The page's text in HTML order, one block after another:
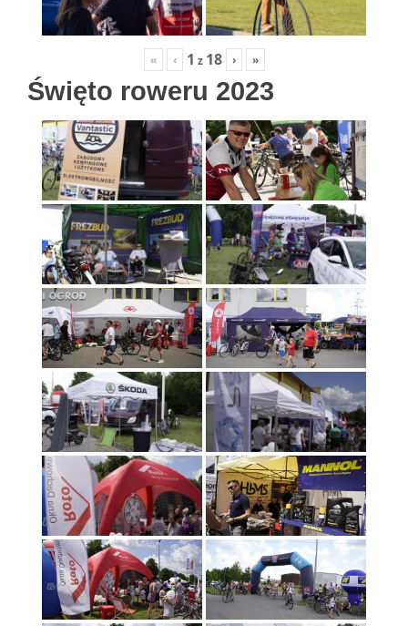
« ‹ 1 z 18 › »
Święto roweru 2023